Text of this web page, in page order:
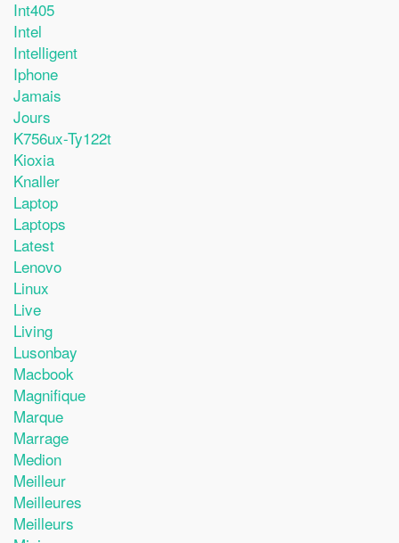
Int405
Intel
Intelligent
Iphone
Jamais
Jours
K756ux-Ty122t
Kioxia
Knaller
Laptop
Laptops
Latest
Lenovo
Linux
Live
Living
Lusonbay
Macbook
Magnifique
Marque
Marrage
Medion
Meilleur
Meilleures
Meilleurs